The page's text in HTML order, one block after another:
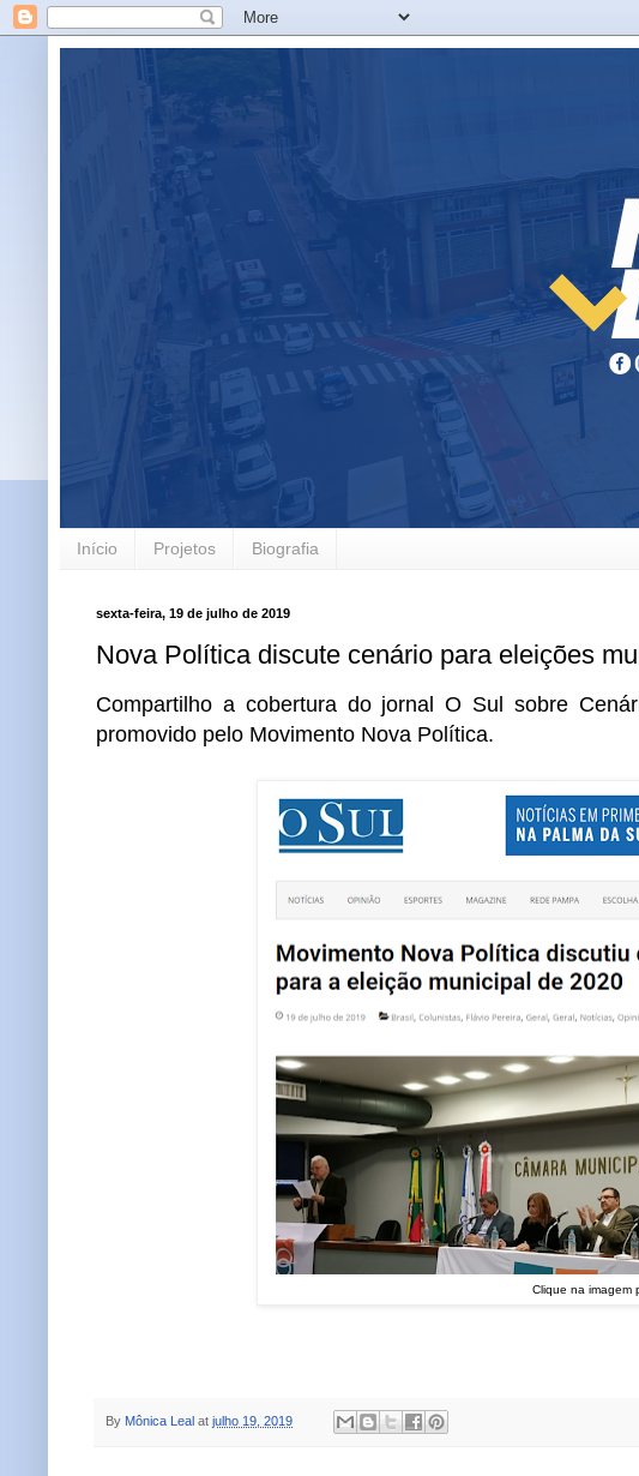
Início Projetos Biografia
sexta-feira, 19 de julho de 2019
Nova Política discute cenário para eleições
Compartilho a cobertura do jornal O Sul sobre
promovido pelo Movimento Nova Política.
Clique na imagem
By Mônica Leal at julho 19, 2019